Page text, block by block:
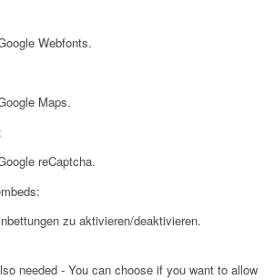
Webfonts.
Maps.
reCaptcha.
zu aktivieren/deaktivieren.
needed - You can choose if you want to allow